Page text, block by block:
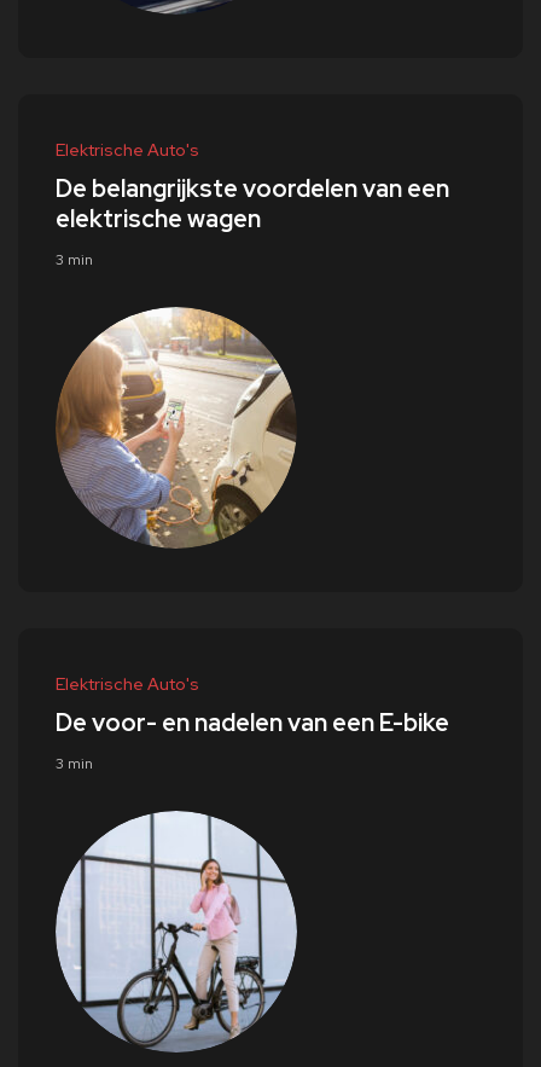
Elektrische Auto's
De belangrijkste voordelen van een
elektrische wagen
3 min
Elektrische Auto's
De voor- en nadelen van een E-bike
3 min